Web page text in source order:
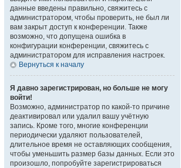
данные введены правильно, свяжитесь с
администратором, чтобы проверить, не был ли
вам закрыт доступ к конференции. Также
возможно, что допущена ошибка в
конфигурации конференции, свяжитесь с
администратором для исправления настроек.
Вернуться к началу
Я давно зарегистрирован, но больше не могу
войти!
Возможно, администратор по какой-то причине
деактивировал или удалил вашу учётную
запись. Кроме того, многие конференции
периодически удаляют пользователей,
длительное время не оставляющих сообщения,
чтобы уменьшить размер базы данных. Если это
произошло, попробуйте зарегистрироваться